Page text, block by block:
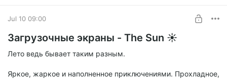
Jul 10 09:00
Загрузочные экраны - The Sun ☀️
Лето ведь бывает таким разным.
Яркое, жаркое и наполненное приключениями. Прохладное,